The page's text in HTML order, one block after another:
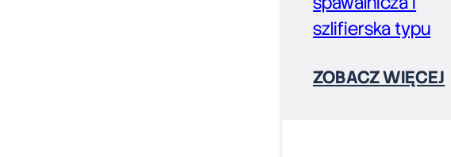
szlifierska typu
ZOBACZ WIĘCEJ